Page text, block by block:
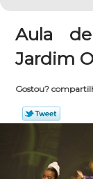
Aula
Jardim
Gostou?